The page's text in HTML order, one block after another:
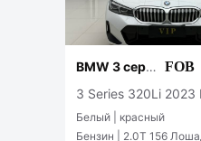
BMW 3 сери
и
FOB
3 Series 320Li 2023
Белый | красный
Бензин | 2.0T 156